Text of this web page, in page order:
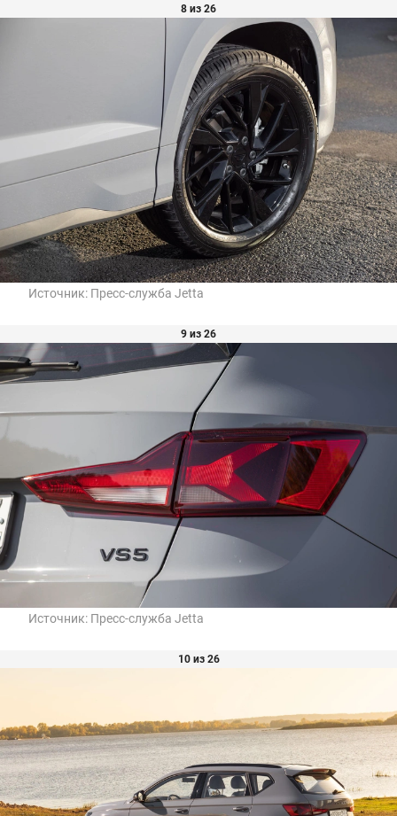
8 из 26
Источник: Пресс-служба Jetta
9 из 26
Источник: Пресс-служба Jetta
10 из 26